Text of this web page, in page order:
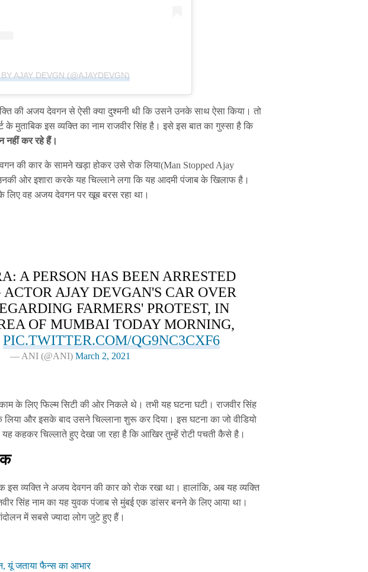
AJAY DEVGN (@AJAYDEVGN)
की अजय देवगन से ऐसी क्या दुश्मनी थी कि उसने उनके साथ ऐसा किया। तो
के मुताबिक इस व्यक्ति का नाम राजवीर सिंह है। इसे इस बात का गुस्सा है कि
नहीं कर रहे हैं।
की कार के सामने खड़ा होकर उसे रोक लिया(Man Stopped Ajay
ओर इशारा करके यह चिल्लाने लगा कि यह आदमी पंजाब के खिलाफ है।
लिए वह अजय देवगन पर खूब बरस रहा था।
A PERSON HAS BEEN ARRESTED
ACTOR AJAY DEVGAN'S CAR OVER
FARMERS' PROTEST, IN
OF MUMBAI TODAY MORNING,
PIC.TWITTER.COM/QG9NC3CXF6
— ANI (@ANI) March 2, 2021
के लिए फिल्म सिटी की ओर निकले थे। तभी यह घटना घटी। राजवीर सिंह
लिया और इसके बाद उसने चिल्लाना शुरू कर दिया। इस घटना का जो वीडियो
यह कहकर चिल्लाते हुए देखा जा रहा है कि आखिर तुम्हें रोटी पचती कैसे है।
इस व्यक्ति ने अजय देवगन की कार को रोक रखा था। हालांकि, अब यह व्यक्ति
सिंह नाम का यह युवक पंजाब से मुंबई एक डांसर बनने के लिए आया था।
में सबसे ज्यादा लोग जुटे हुए हैं।
यूं जताया फैन्स का आभार